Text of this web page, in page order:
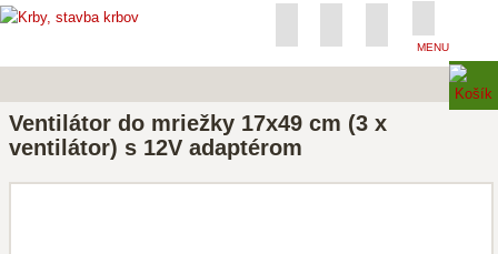
MENU
Ventilátor do mriežky 17x49 cm (3 x
ventilátor) s 12V adaptérom